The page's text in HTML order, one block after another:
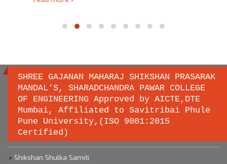
SHREE GAJANAN MAHARAJ SHIKSHAN PRASARAK
MANDAL'S, SHARADCHANDRA PAWAR COLLEGE
OF ENGINEERING Approved by AICTE,DTE
Mumbai, Affiliated to Savitribai Phule
Pune University,(ISO 9001:2015
Certified)
Important links
Savitribai Phule Pune University
Shikshan Shulka Samiti